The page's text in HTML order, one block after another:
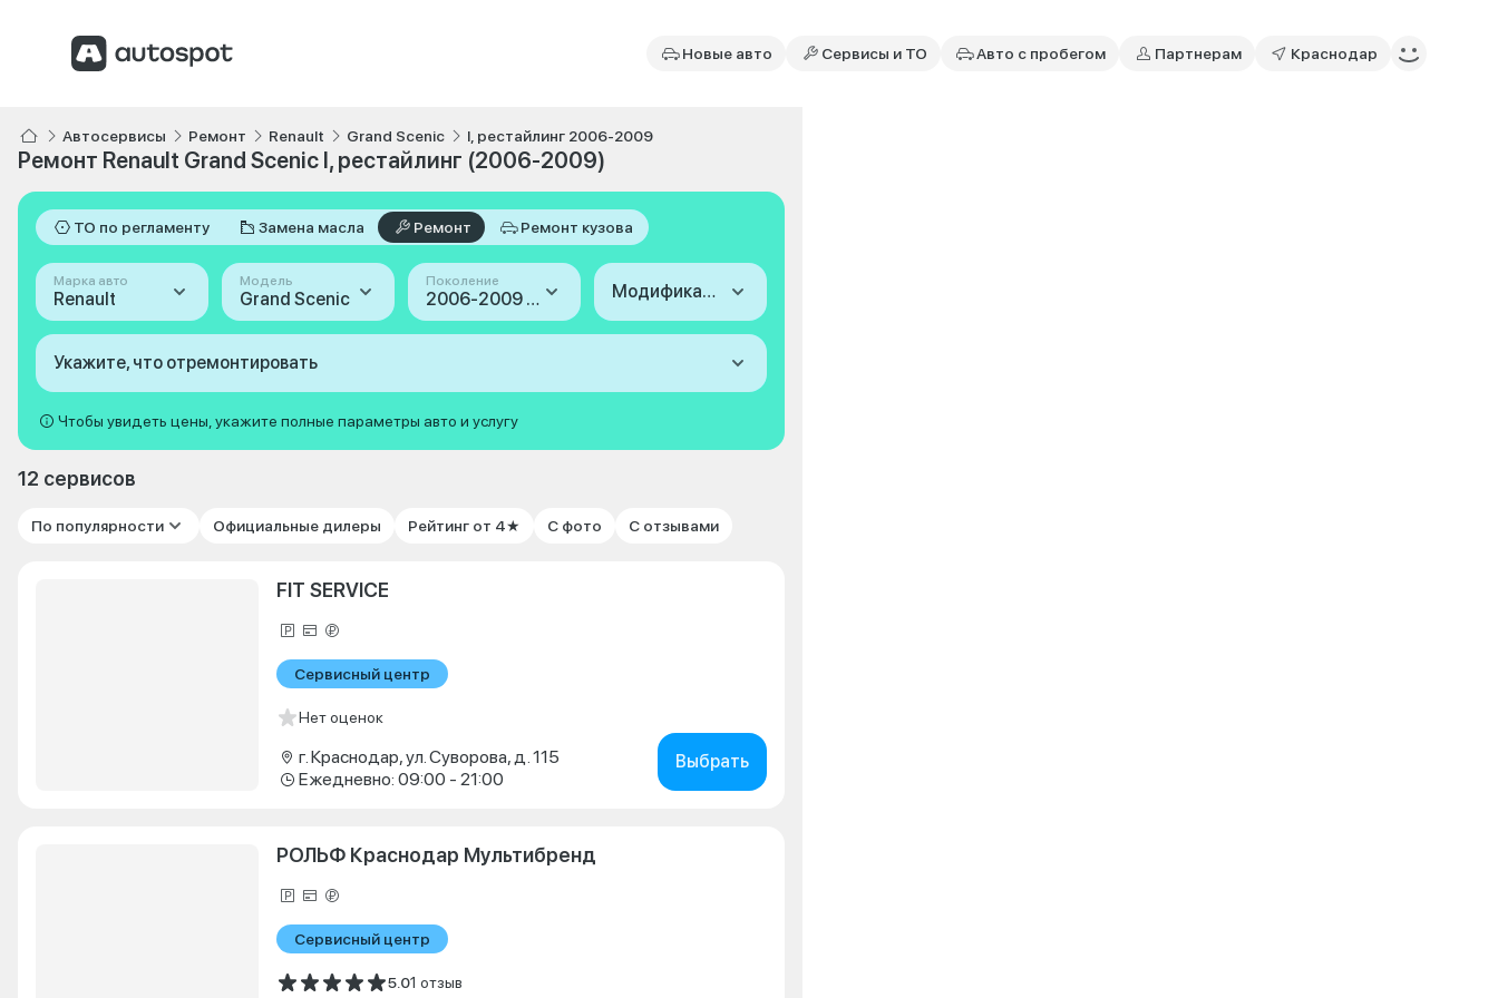
Новые авто Сервисы и ТО Авто с пробегом Партнерам Краснодар
Автосервисы Ремонт Renault Grand Scenic I, рестайлинг 2006-2009
Ремонт Renault Grand Scenic I, рестайлинг (2006-2009)
ТО по регламенту Замена масла Ремонт Ремонт кузова
Марка авто
Renault
Модель
Grand Scenic
Поколение
2006-2009 (I, рестайлинг) Модификация
Укажите, что отремонтировать
Чтобы увидеть цены, укажите полные параметры авто и услугу
12 сервисов
По популярности Официальные дилеры Рейтинг от 4★ С фото С отзывами
FIT SERVICE
Сервисный центр
Нет оценок
г. Краснодар, ул. Суворова, д. 115
Ежедневно: 09:00 - 21:00
Выбрать
РОЛЬФ Краснодар Мультибренд
Сервисный центр
5.01 отзыв